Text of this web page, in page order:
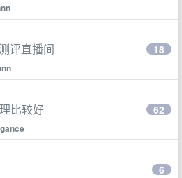
评直播间 18
比较好 62
6